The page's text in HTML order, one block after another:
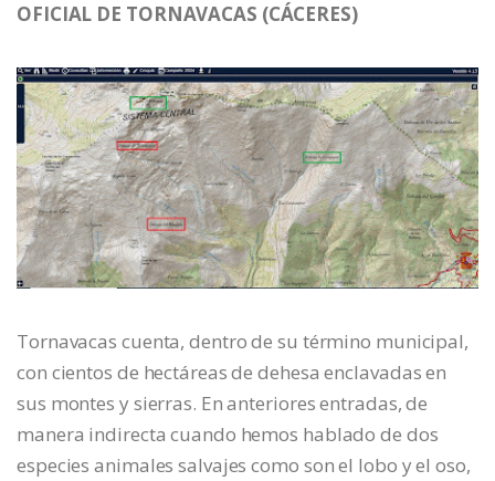
OFICIAL DE TORNAVACAS (CÁCERES)
Tornavacas cuenta, dentro de su término municipal,
con cientos de hectáreas de dehesa enclavadas en
sus montes y sierras. En anteriores entradas, de
manera indirecta cuando hemos hablado de dos
especies animales salvajes como son el lobo y el oso,